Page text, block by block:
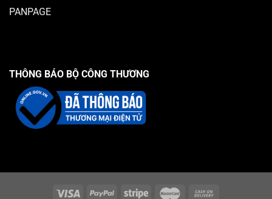
PANPAGE
THÔNG BÁO BỘ CÔNG THƯƠNG